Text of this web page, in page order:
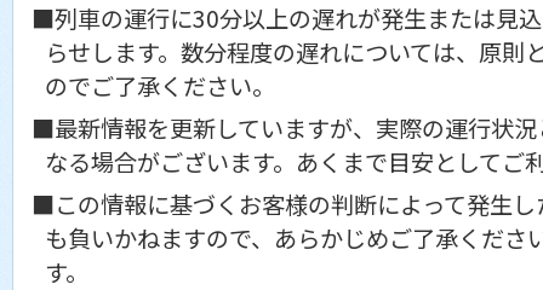
■列車の運行に30分以上の遅れが発生または見
らせします。数分程度の遅れについては、原則
のでご了承ください。
■最新情報を更新していますが、実際の運行状
なる場合がございます。あくまで目安としてご
■この情報に基づくお客様の判断によって発生
も負いかねますので、あらかじめご了承くださ
す。